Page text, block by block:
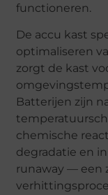
functioneren.
De accu kast
optimaliseren
zorgt de kast
Batterijen zijn
chemische
degradatie en
runaway — een